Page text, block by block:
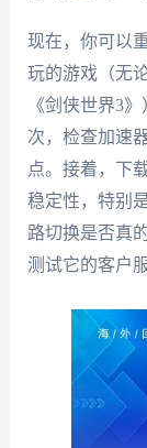
现在，你可以
玩的游戏（无
《剑侠世界3
次，检查加速
点。接着，下
稳定性，特别
路切换是否真
测试它的客户